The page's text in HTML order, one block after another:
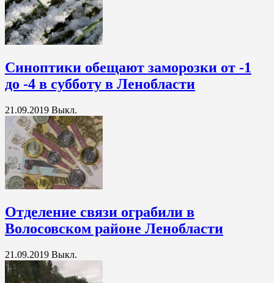
Синоптики обещают заморозки от -1
до -4 в субботу в Ленобласти
21.09.2019 Выкл.
Отделение связи ограбили в
Волосовском районе Ленобласти
21.09.2019 Выкл.